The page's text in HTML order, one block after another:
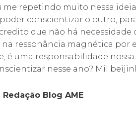
me repetindo muito nessa
conscientizar o outro,
que não há
ressonância magnética por
é uma responsabilidade
nesse ano? Mil
Redação Blog AME